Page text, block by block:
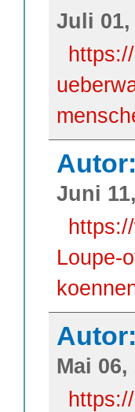
Juli 01,
Juni
Loupe-
Mai 06,